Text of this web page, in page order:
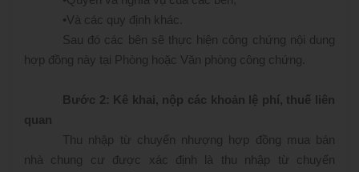
•Và các quy định khác.
Sau đó các bên sẽ thực hiện công chứng nội dung
hợp đồng này tại Phòng hoặc Văn phòng công chứng.
Bước 2: Kê khai, nộp các khoản lệ phí, thuế liên
quan
Thu nhập từ chuyển nhượng hợp đồng mua bán
nhà chung cư được xác định là thu nhập từ chuyển